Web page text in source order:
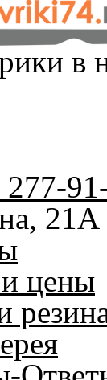
в
21А
цены